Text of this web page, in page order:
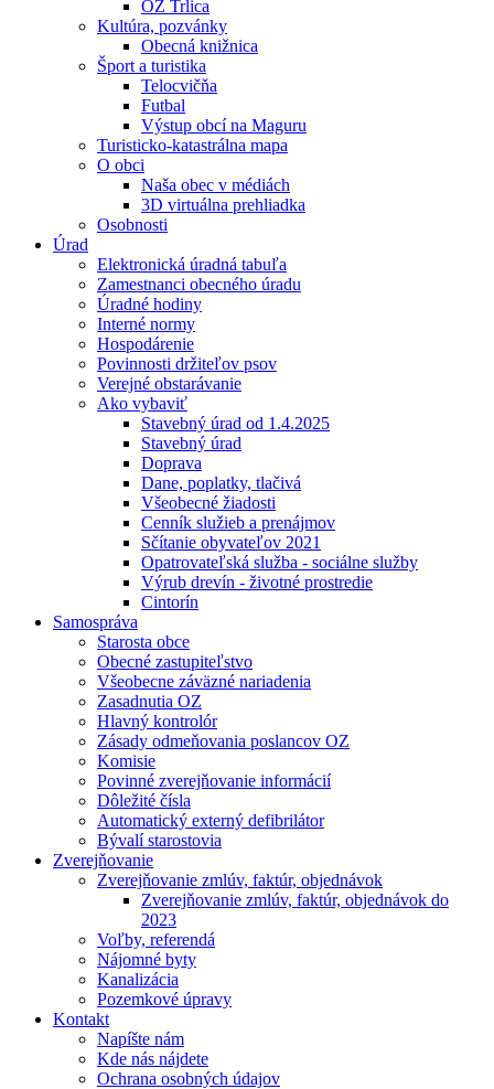
OZ Trlica
Kultúra, pozvánky
Obecná knižnica
Šport a turistika
Telocvičňa
Futbal
Výstup obcí na Maguru
Turisticko-katastrálna mapa
O obci
Naša obec v médiách
3D virtuálna prehliadka
Osobnosti
Úrad
Elektronická úradná tabuľa
Zamestnanci obecného úradu
Úradné hodiny
Interné normy
Hospodárenie
Povinnosti držiteľov psov
Verejné obstarávanie
Ako vybaviť
Stavebný úrad od 1.4.2025
Stavebný úrad
Doprava
Dane, poplatky, tlačivá
Všeobecné žiadosti
Cenník služieb a prenájmov
Sčítanie obyvateľov 2021
Opatrovateľská služba - sociálne služby
Výrub drevín - životné prostredie
Cintorín
Samospráva
Starosta obce
Obecné zastupiteľstvo
Všeobecne záväzné nariadenia
Zasadnutia OZ
Hlavný kontrolór
Zásady odmeňovania poslancov OZ
Komisie
Povinné zverejňovanie informácií
Dôležité čísla
Automatický externý defibrilátor
Bývalí starostovia
Zverejňovanie
Zverejňovanie zmlúv, faktúr, objednávok
Zverejňovanie zmlúv, faktúr, objednávok do
2023
Voľby, referendá
Nájomné byty
Kanalizácia
Pozemkové úpravy
Kontakt
Napíšte nám
Kde nás nájdete
Ochrana osobných údajov